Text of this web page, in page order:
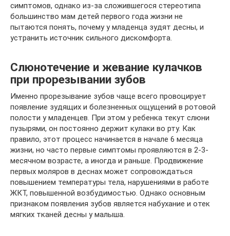
симптомов, однако из-за сложившегося стереотипа
большинство мам детей первого года жизни не
пытаются понять, почему у младенца зудят десны, и
устранить источник сильного дискомфорта.
Слюнотечение и жевание кулачков
при прорезывании зубов
Именно прорезывание зубов чаще всего провоцирует
появление зудящих и болезненных ощущений в ротовой
полости у младенцев. При этом у ребенка текут слюни
пузырями, он постоянно держит кулаки во рту. Как
правило, этот процесс начинается в начале 6 месяца
жизни, но часто первые симптомы проявляются в 2-3-
месячном возрасте, а иногда и раньше. Продвижение
первых моляров в деснах может сопровождаться
повышением температуры тела, нарушениями в работе
ЖКТ, повышенной возбудимостью. Однако основным
признаком появления зубов является набухание и отек
мягких тканей десны у малыша.